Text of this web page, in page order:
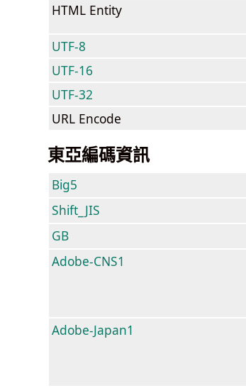
HTML Entity
UTF-8
UTF-16
UTF-32
URL Encode
東亞編碼資訊
Big5
Shift_JIS
GB
Adobe-CNS1
Adobe-Japan1